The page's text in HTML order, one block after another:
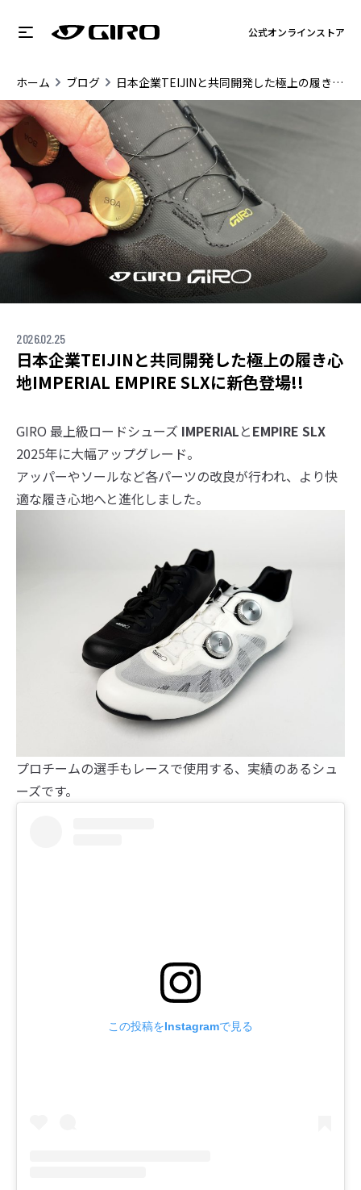
公式オンラインストア
ホーム ブログ 日本企業TEIJINと共同開発した極上の履き心地IMPERIAL EMPIRE SLXに新色登場!!
2026.02.25
日本企業TEIJINと共同開発した極上の履き心
地IMPERIAL EMPIRE SLXに新色登場!!
GIRO 最上級ロードシューズ IMPERIALとEMPIRE SLX
2025年に大幅アップグレード。
アッパーやソールなど各パーツの改良が行われ、より快
適な履き心地へと進化しました。
プロチームの選手もレースで使用する、実績のあるシュ
ーズです。
この投稿をInstagramで見る